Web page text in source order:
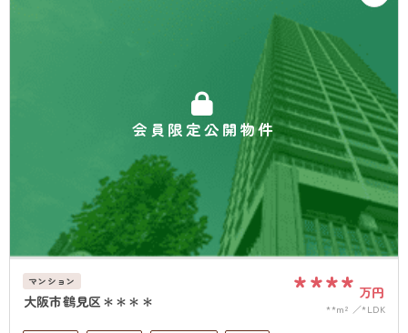
会員限定公開物件
マンション
大阪市鶴見区＊＊＊＊ **** 万円
**m² *LDK